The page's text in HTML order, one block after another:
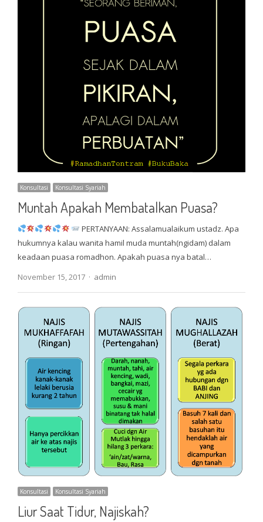
Konsultasi Konsultasi Syariah
Muntah Apakah Membatalkan Puasa?
PERTANYAAN: Assalamualaikum ustadz. Apa
hukumnya kalau wanita hamil muda muntah(ngidam) dalam
keadaan puasa romadhon. Apakah puasa nya batal…
November 15, 2017
Author
admin
Konsultasi Konsultasi Syariah
Liur Saat Tidur, Najiskah?